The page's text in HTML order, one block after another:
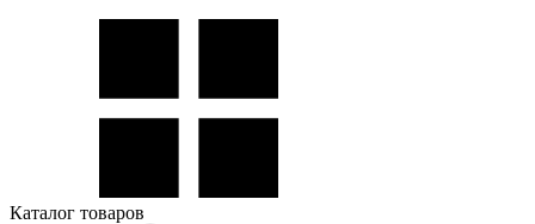
Каталог товаров